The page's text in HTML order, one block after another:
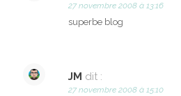
27 novembre 2008 à 13:16
superbe blog
JM dit :
27 novembre 2008 à 15:10